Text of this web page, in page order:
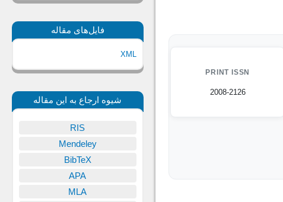
PRINT ISSN
2008-2126
فایل‌های مقاله
XML
شیوه ارجاع به این مقاله
RIS
Mendeley
BibTeX
APA
MLA